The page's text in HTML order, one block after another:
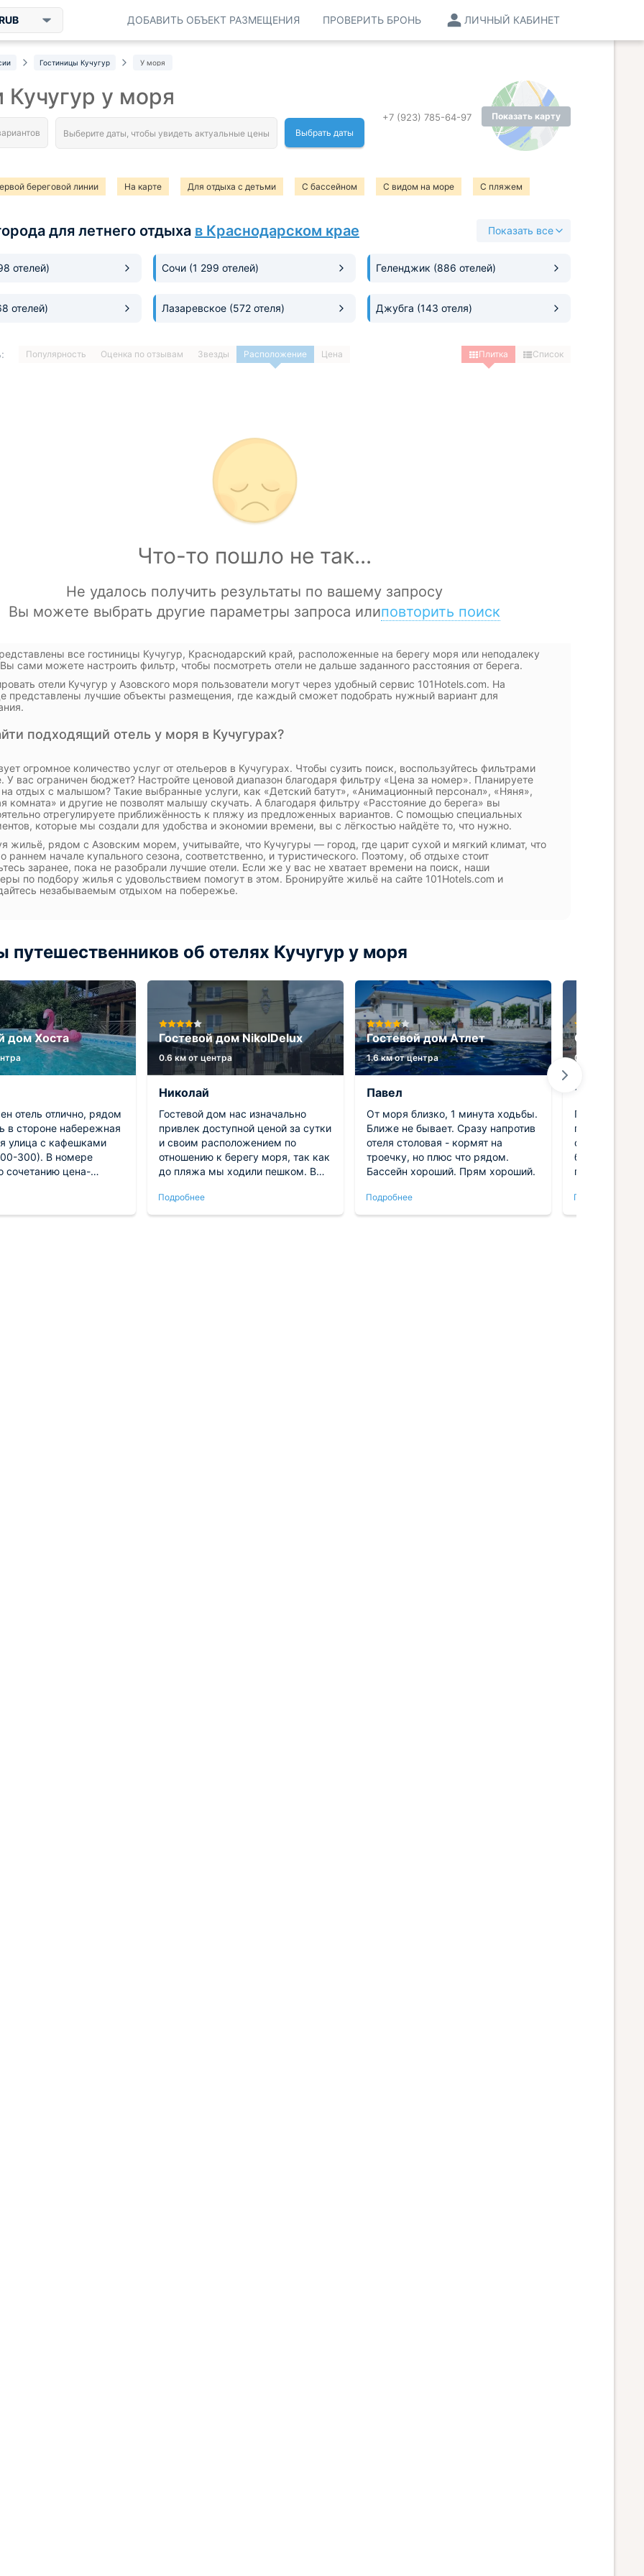
ЛИЧНЫЙ КАБИНЕТ
ПРОВЕРИТЬ БРОНЬ
ДОБАВИТЬ ОБЪЕКТ РАЗМЕЩЕНИЯ
Гостиницы Кучугур У моря
Показать карту
+7 (923) 785-64-97
Кучугур у моря
Выбрать даты
береговой линии На карте Для отдыха с детьми С бассейном С видом на море С пляжем
для летнего отдыха в Краснодарском крае Показать все
отелей) Сочи (1 299 отелей) Геленджик (886 отелей)
отелей) Лазаревское (572 отеля) Джубга (143 отеля)
Популярность Оценка по отзывам Звезды Расположение Цена Плитка Список
все гостиницы Кучугур, Краснодарский край, расположенные на берегу моря или неподалеку
Вы сами можете настроить фильтр, чтобы посмотреть отели не дальше заданного расстояния от берега.
отели Кучугур у Азовского моря пользователи могут через удобный сервис 101Hotels.com. На
представлены лучшие объекты размещения, где каждый сможет подобрать нужный вариант для
подходящий отель у моря в Кучугурах?
огромное количество услуг от отельеров в Кучугурах. Чтобы сузить поиск, воспользуйтесь фильтрами
У вас ограничен бюджет? Настройте ценовой диапазон благодаря фильтру «Цена за номер». Планируете
на отдых с малышом? Такие выбранные услуги, как «Детский батут», «Анимационный персонал», «Няня»,
комната» и другие не позволят малышу скучать. А благодаря фильтру «Расстояние до берега» вы
отрегулируете приближённость к пляжу из предложенных вариантов. С помощью специальных
которые мы создали для удобства и экономии времени, вы с лёгкостью найдёте то, что нужно.
жильё, рядом с Азовским морем, учитывайте, что Кучугуры — город, где царит сухой и мягкий климат, что
о раннем начале купального сезона, соответственно, и туристического. Поэтому, об отдыхе стоит
заранее, пока не разобрали лучшие отели. Если же у вас не хватает времени на поиск, наши
по подбору жилья с удовольствием помогут в этом. Бронируйте жильё на сайте 101Hotels.com и
незабываемым отдыхом на побережье.
путешественников об отелях Кучугур у моря
дом Хоста
отель отлично, рядом
в стороне набережная
улица с кафешками
300). В номере
сочетанию цена-
Гостевой дом NikolDelux
0.6 км от центра
Николай
Гостевой дом нас изначально
привлек доступной ценой за сутки
и своим расположением по
отношению к берегу моря, так как
до пляжа мы ходили пешком. В
жить, персонал оказал нам
теплый прием и был всегда с
Подробнее
Гостевой дом Атлет
1.6 км от центра
Павел
От моря близко, 1 минута ходьбы.
Ближе не бывает. Сразу напротив
отеля столовая - кормят на
троечку, но плюс что рядом.
Бассейн хороший. Прям хороший.
Подробнее
Санаторий
0.7 км от
Татьяна
Приятное
приезжали
санаторий, а
без
Приветливые
нашем
Подробнее